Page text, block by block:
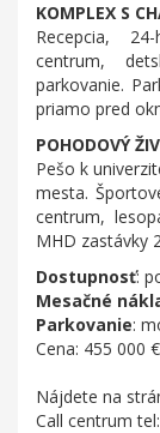
KOMPLEX S
Recepcia,
centrum,
parkovanie.
priamo pred
POHODOVÝ
Pešo k
mesta.
centrum,
MHD zastávky
Dostupnosť:
Mesačné
Parkovanie:
Cena: 455 000 €
Nájdete na
Call centrum